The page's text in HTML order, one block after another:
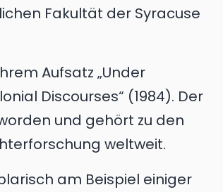
Fakultät der Syracuse
Aufsatz „Under
Discourses“ (1984). Der
und gehört zu den
weltweit.
am Beispiel einiger